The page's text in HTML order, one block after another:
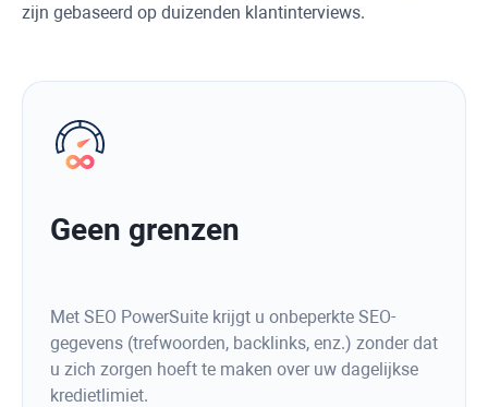
zijn gebaseerd op duizenden klantinterviews.
Geen grenzen
Met SEO PowerSuite krijgt u onbeperkte SEO-
gegevens (trefwoorden, backlinks, enz.) zonder dat
u zich zorgen hoeft te maken over uw dagelijkse
kredietlimiet.